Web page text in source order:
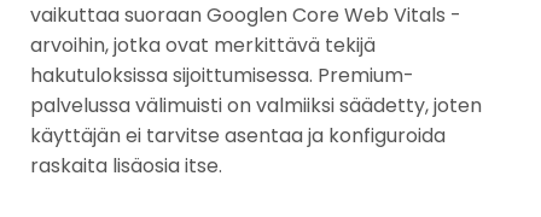
vaikuttaa suoraan Googlen Core Web Vitals -
arvoihin, jotka ovat merkittävä tekijä
hakutuloksissa sijoittumisessa. Premium-
palvelussa välimuisti on valmiiksi säädetty, joten
käyttäjän ei tarvitse asentaa ja konfiguroida
raskaita lisäosia itse.